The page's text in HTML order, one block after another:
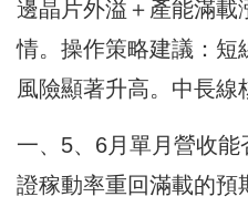
邊晶片外溢＋產能滿載
情。操作策略建議：短
風險顯著升高。中長線
一、5、6月單月營收
證稼動率重回滿載的預